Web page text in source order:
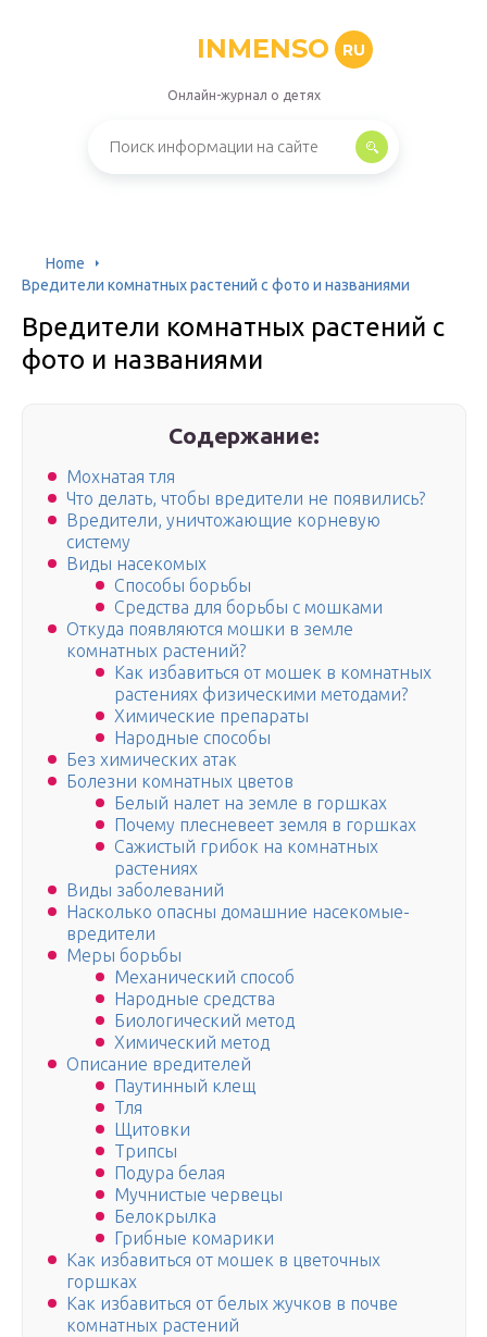
INMENSO RU
Онлайн-журнал о детях
Home
Вредители комнатных растений с фото и названиями
Вредители комнатных растений с
фото и названиями
Содержание:
Мохнатая тля
Что делать, чтобы вредители не появились?
Вредители, уничтожающие корневую
систему
Виды насекомых
Способы борьбы
Средства для борьбы с мошками
Откуда появляются мошки в земле
комнатных растений?
Как избавиться от мошек в комнатных
растениях физическими методами?
Химические препараты
Народные способы
Без химических атак
Болезни комнатных цветов
Белый налет на земле в горшках
Почему плесневеет земля в горшках
Сажистый грибок на комнатных
растениях
Виды заболеваний
Насколько опасны домашние насекомые-
вредители
Меры борьбы
Механический способ
Народные средства
Биологический метод
Химический метод
Описание вредителей
Паутинный клещ
Тля
Щитовки
Трипсы
Подура белая
Мучнистые червецы
Белокрылка
Грибные комарики
Как избавиться от мошек в цветочных
горшках
Как избавиться от белых жучков в почве
комнатных растений